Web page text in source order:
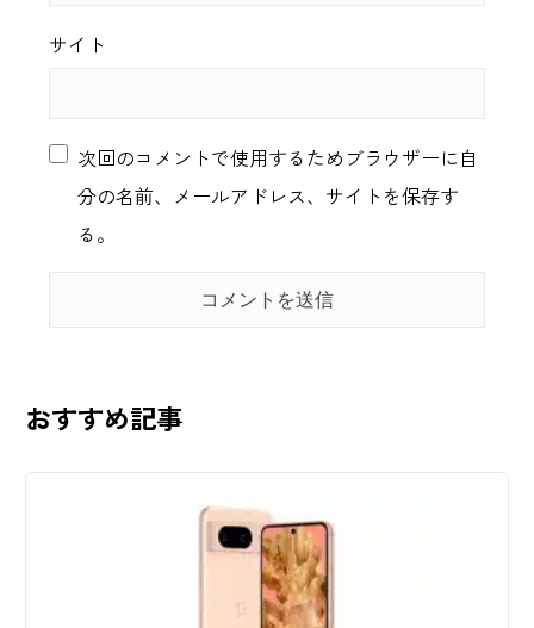
サイト
次回のコメントで使用するためブラウザーに自
分の名前、メールアドレス、サイトを保存す
る。
おすすめ記事